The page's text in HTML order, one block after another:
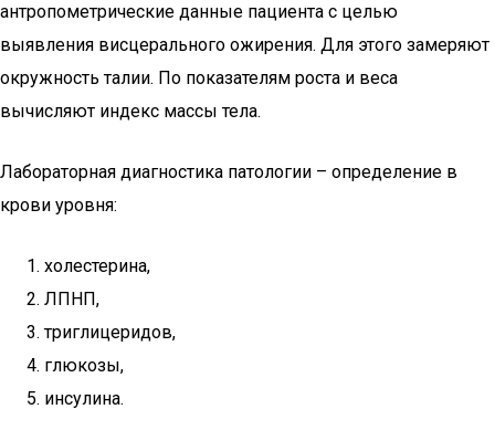
антропометрические данные пациента с целью
выявления висцерального ожирения. Для этого замеряют
окружность талии. По показателям роста и веса
вычисляют индекс массы тела.
Лабораторная диагностика патологии – определение в
крови уровня:
холестерина,
ЛПНП,
триглицеридов,
глюкозы,
инсулина.